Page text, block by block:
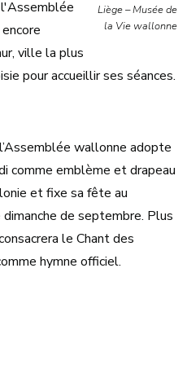
Liège – Musée de
la Vie wallonne
ville la plus
pour accueillir ses séances.
wallonne adopte
comme emblème et drapeau
et fixe sa fête au
de septembre. Plus
le Chant des
hymne officiel.